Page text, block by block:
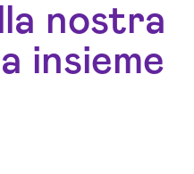
nostra
insieme